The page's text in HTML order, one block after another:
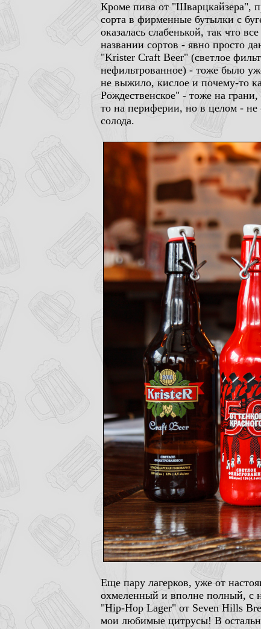
Кроме пива от "Шварцкайзера",
сорта в фирменные бутылки с
оказалась слабенькой, так что
названии сортов - явно просто
"Krister Craft Beer" (светлое
нефильтрованное) - тоже было
не выжило, кислое и почему-то
Рождественское" - тоже на
то на периферии, но в целом -
солода.
Еще пару лагерков, уже от
охмеленный и вполне полный, с
"Hip-Hop Lager" от Seven Hills
мои любимые цитрусы! В